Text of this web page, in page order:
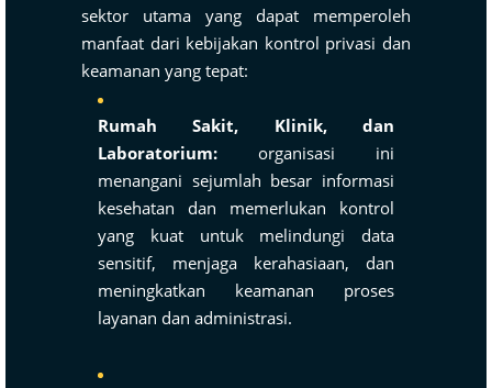
sektor utama yang dapat memperoleh
manfaat dari kebijakan kontrol privasi dan
keamanan yang tepat:
Rumah Sakit, Klinik, dan
Laboratorium: organisasi ini
menangani sejumlah besar informasi
kesehatan dan memerlukan kontrol
yang kuat untuk melindungi data
sensitif, menjaga kerahasiaan, dan
meningkatkan keamanan proses
layanan dan administrasi.